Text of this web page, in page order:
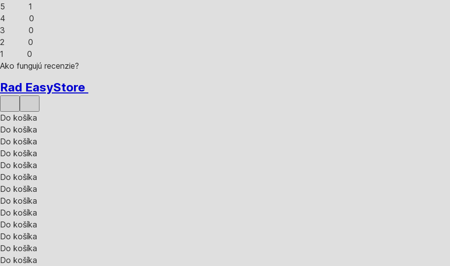
5
1
4
0
3
0
2
0
1
0
Ako fungujú recenzie?
Rad EasyStore
Do košíka
Do košíka
Do košíka
Do košíka
Do košíka
Do košíka
Do košíka
Do košíka
Do košíka
Do košíka
Do košíka
Do košíka
Do košíka